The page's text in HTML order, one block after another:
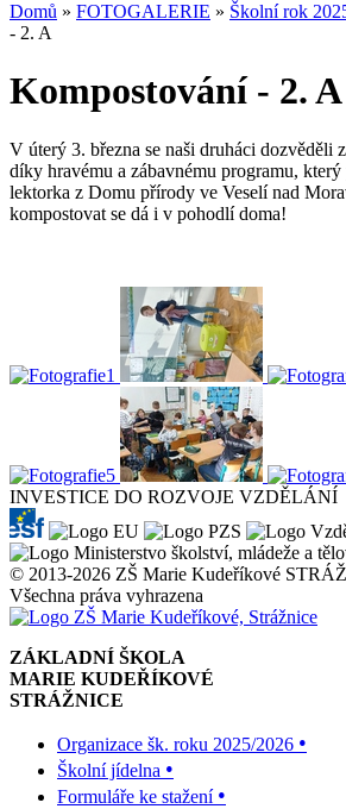
Domů » FOTOGALERIE » Školní rok
- 2. A
Kompostování - 2. A
V úterý 3. března se naši druháci dozvěděli
díky hravému a zábavnému programu,
lektorka z Domu přírody ve Veselí nad
kompostovat se dá i v pohodlí doma!
INVESTICE DO ROZVOJE VZDĚLÁNÍ
© 2013-2026 ZŠ Marie Kudeříkové
Všechna práva vyhrazena
ZÁKLADNÍ ŠKOLA
MARIE KUDEŘÍKOVÉ
STRÁŽNICE
Organizace šk. roku 2025/2026 •
Školní jídelna •
Formuláře ke stažení •